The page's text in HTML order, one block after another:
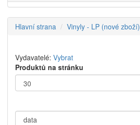
Hlavní strana Vinyly - LP (nové zboží)
Vydavatelé: Vybrat
Produktů na stránku